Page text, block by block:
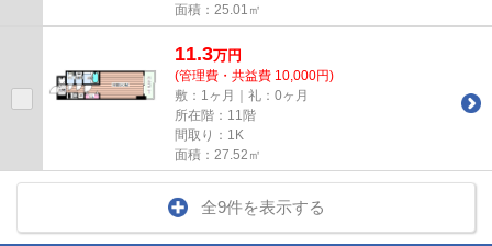
面積：25.01㎡
11.3万円
(管理費・共益費 10,000円)
敷：1ヶ月｜礼：0ヶ月
所在階：11階
間取り：1K
面積：27.52㎡
全9件を表示する